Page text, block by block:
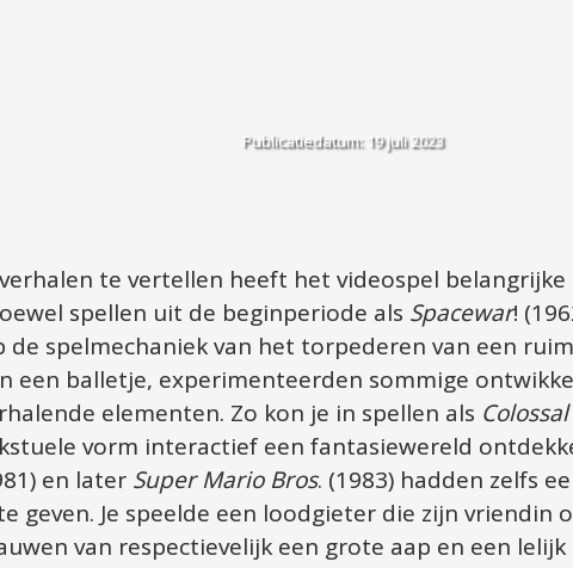
Publicatiedatum: 19 juli 2023
te vertellen heeft het videospel
spellen uit de beginperiode als Spacewar!
de spelmechaniek van het torpederen van een
een balletje, experimenteerden sommige
elementen. Zo kon je in spellen als
en later Super Mario Bros. (1983) hadden zelfs
geven. Je speelde een loodgieter die zijn vriendin
van respectievelijk een grote aap en een